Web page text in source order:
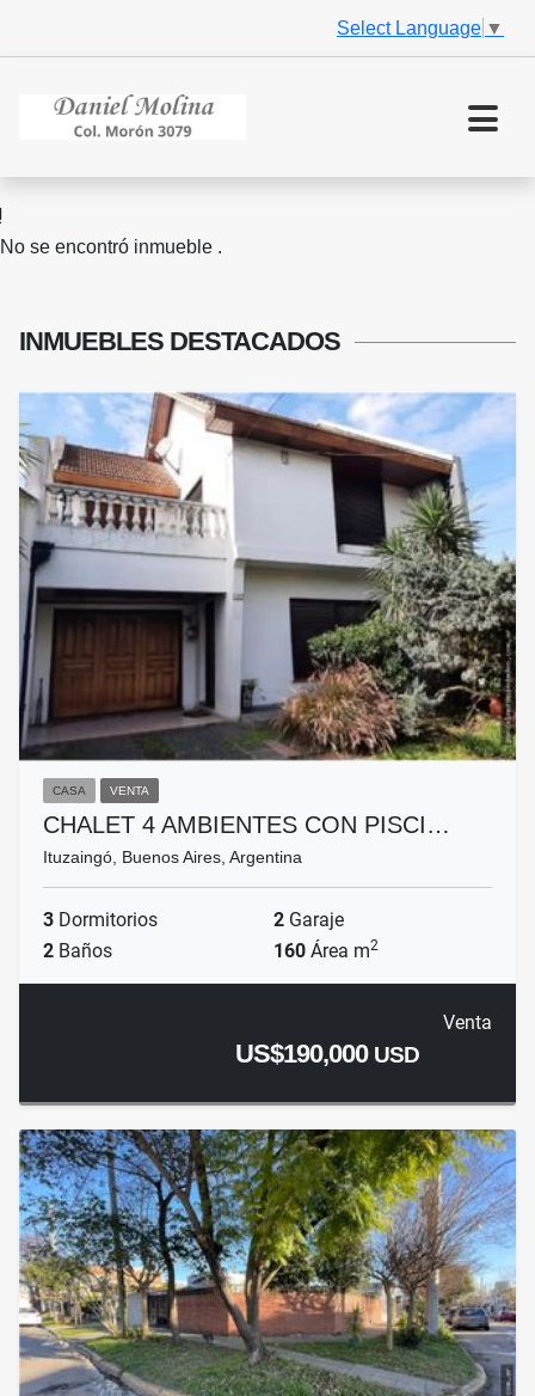
Select Language ▼
No se encontró inmueble .
INMUEBLES DESTACADOS
CASA VENTA
CHALET 4 AMBIENTES CON PISCI…
Ituzaingó, Buenos Aires, Argentina
3 Dormitorios 2 Garaje
2 Baños 160 Área m2
Venta
US$190,000 USD